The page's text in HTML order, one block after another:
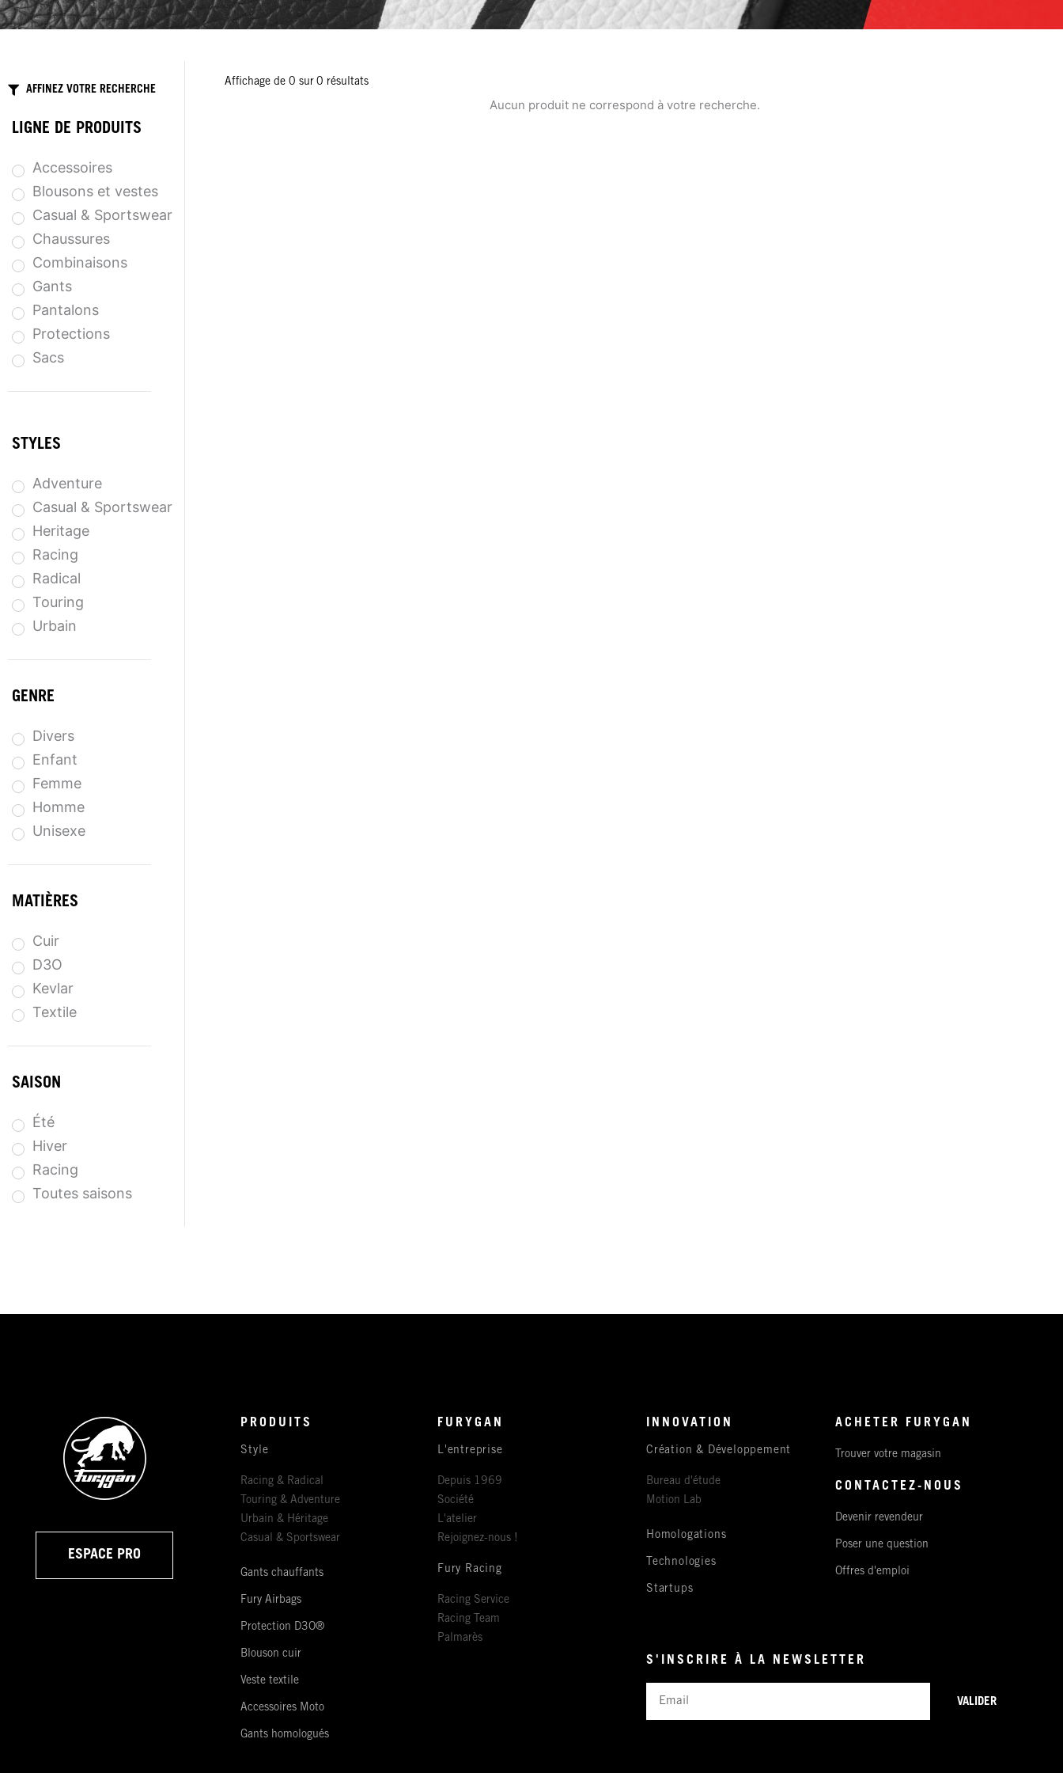
AFFINEZ VOTRE RECHERCHE
LIGNE DE PRODUITS
Accessoires
Blousons et vestes
Casual & Sportswear
Chaussures
Combinaisons
Gants
Pantalons
Protections
Sacs
STYLES
Adventure
Casual & Sportswear
Heritage
Racing
Radical
Touring
Urbain
GENRE
Divers
Enfant
Femme
Homme
Unisexe
MATIÈRES
Cuir
D3O
Kevlar
Textile
SAISON
Été
Hiver
Racing
Toutes saisons
Affichage de 0 sur 0 résultats
Aucun produit ne correspond à votre recherche.
ESPACE PRO
PRODUITS
Style
Racing & Radical
Touring & Adventure
Urbain & Héritage
Casual & Sportswear
Gants chauffants
Fury Airbags
Protection D3O®
Blouson cuir
Veste textile
Accessoires Moto
Gants homologués
FURYGAN
L'entreprise
Depuis 1969
Société
L'atelier
Rejoignez-nous !
Fury Racing
Racing Service
Racing Team
Palmarès
INNOVATION
Création & Développement
Bureau d'étude
Motion Lab
Homologations
Technologies
Startups
ACHETER FURYGAN
Trouver votre magasin
CONTACTEZ-NOUS
Devenir revendeur
Poser une question
Offres d'emploi
S'INSCRIRE À LA NEWSLETTER
VALIDER